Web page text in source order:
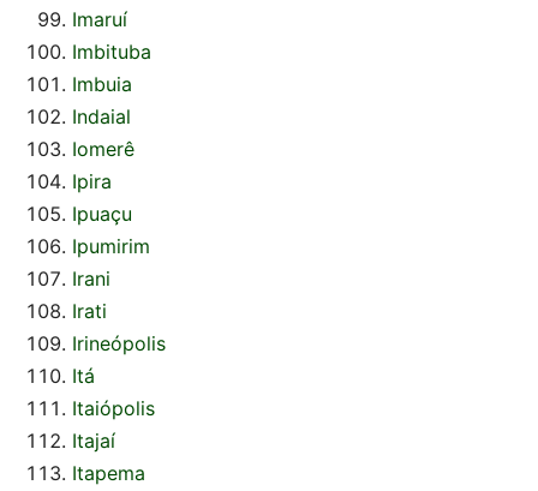
Imaruí
Imbituba
Imbuia
Indaial
Iomerê
Ipira
Ipuaçu
Ipumirim
Irani
Irati
Irineópolis
Itá
Itaiópolis
Itajaí
Itapema